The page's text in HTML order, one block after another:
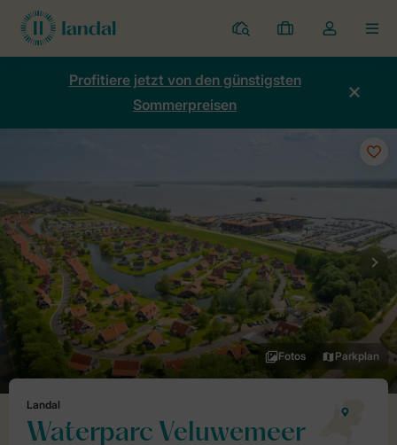
Ferienparks
Meine
Buchungen
Dropdown-
Menü
Kontos
Profitiere jetzt von den günstigsten
Sommerpreisen